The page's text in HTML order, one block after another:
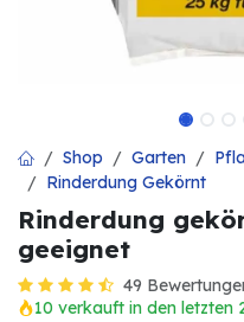
Shop Garten
Rinderdung Gekörnt
Rinderdung
geeignet
49
10 verkauft in den letzten